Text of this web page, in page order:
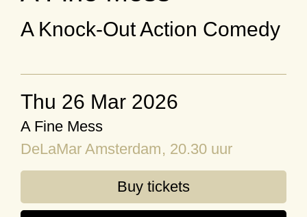
A Knock-Out Action Comedy
Thu 26 Mar 2026
A Fine Mess
DeLaMar Amsterdam, 20.30 uur
Buy tickets